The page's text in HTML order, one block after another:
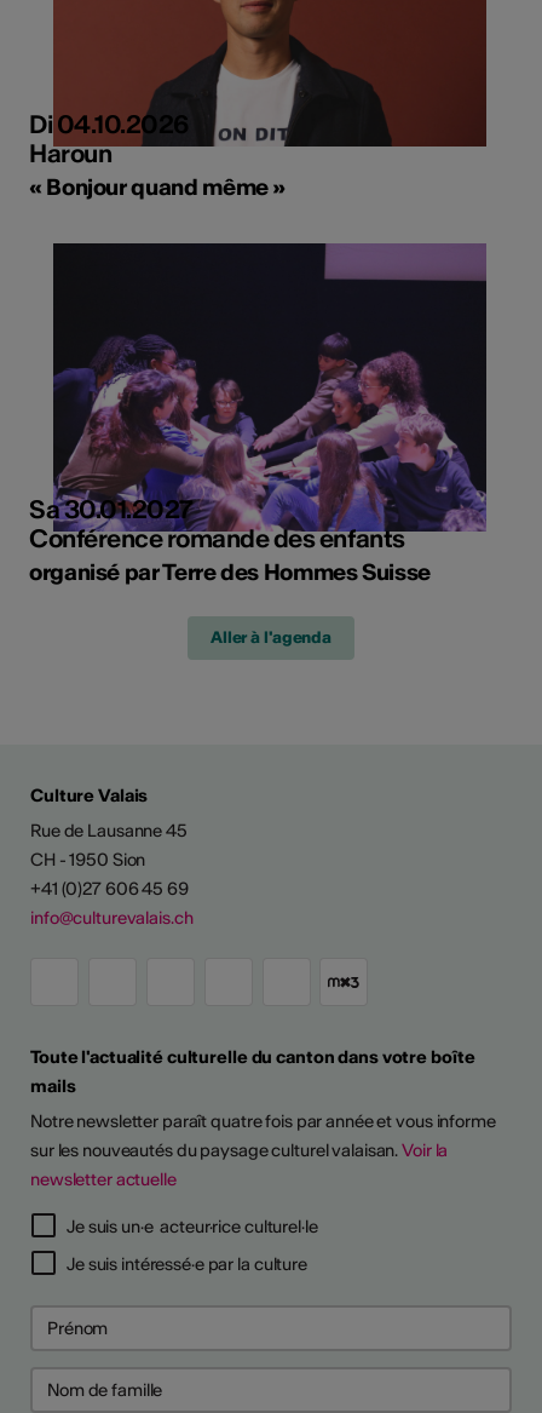
Di 04.10.2026
Haroun
« Bonjour quand même »
Sa 30.01.2027
Conférence romande des enfants
organisé par Terre des Hommes Suisse
Aller à l'agenda
Culture Valais
Rue de Lausanne 45
CH - 1950 Sion
+41 (0)27 606 45 69
info@culturevalais.ch
Toute l'actualité culturelle du canton dans votre boîte
mails
Notre newsletter paraît quatre fois par année et vous informe
sur les nouveautés du paysage culturel valaisan.Voir la
newsletter actuelle
Je suis un·e acteur·rice culturel·le
Je suis intéressé·e par la culture